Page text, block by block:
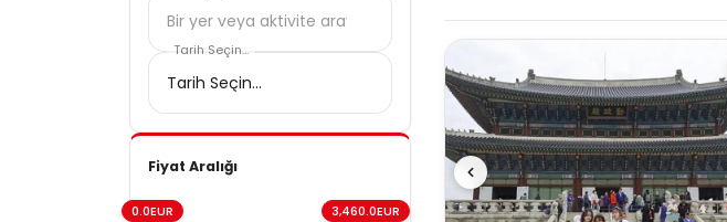
Tarih Seçin...
Fiyat Aralığı
0.0EUR 3,460.0EUR